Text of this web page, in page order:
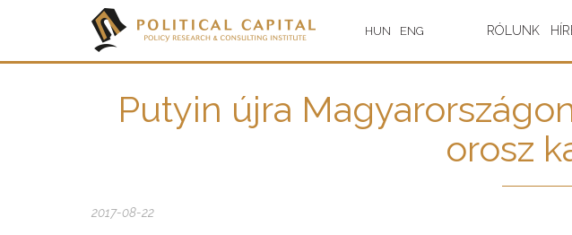
HUN ENG RÓLUNK
Putyin újra
orosz
2017-08-22